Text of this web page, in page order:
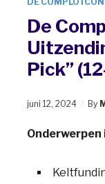
De
Pick”
juni 12, 2024 By
Onderwerpen